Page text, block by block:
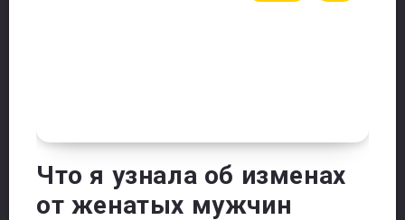
Что я узнала об изменах
от женатых мужчин